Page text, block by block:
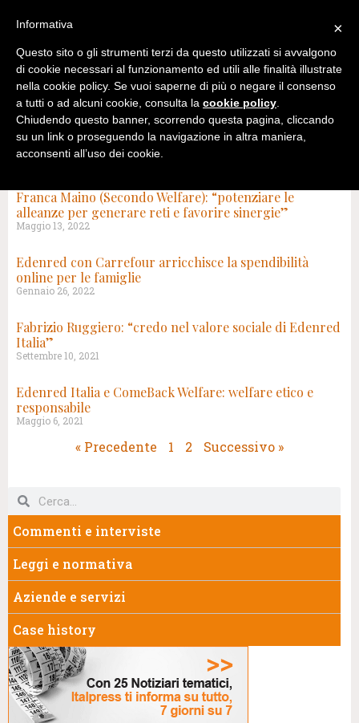
Franca Maino (Secondo Welfare): “potenziare le
alleanze per generare reti e favorire sinergie”
Maggio 13, 2022
Edenred con Carrefour arricchisce la spendibilità
online per le famiglie
Gennaio 26, 2022
Fabrizio Ruggiero: “credo nel valore sociale di Edenred
Italia”
Settembre 10, 2021
Edenred Italia e ComeBack Welfare: welfare etico e
responsabile
Maggio 6, 2021
« Precedente 1 2 Successivo »
Commenti e interviste
Leggi e normativa
Aziende e servizi
Case history
×
Informativa
Questo sito o gli strumenti terzi da questo utilizzati si avvalgono
di cookie necessari al funzionamento ed utili alle finalità illustrate
nella cookie policy. Se vuoi saperne di più o negare il consenso
a tutti o ad alcuni cookie, consulta la cookie policy.
Chiudendo questo banner, scorrendo questa pagina, cliccando
su un link o proseguendo la navigazione in altra maniera,
acconsenti all’uso dei cookie.